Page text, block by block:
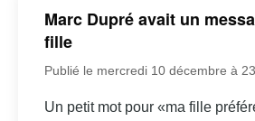
Marc Dupré avait un
fille
Publié le mercredi 10 décembre à
Un petit mot pour «ma fille